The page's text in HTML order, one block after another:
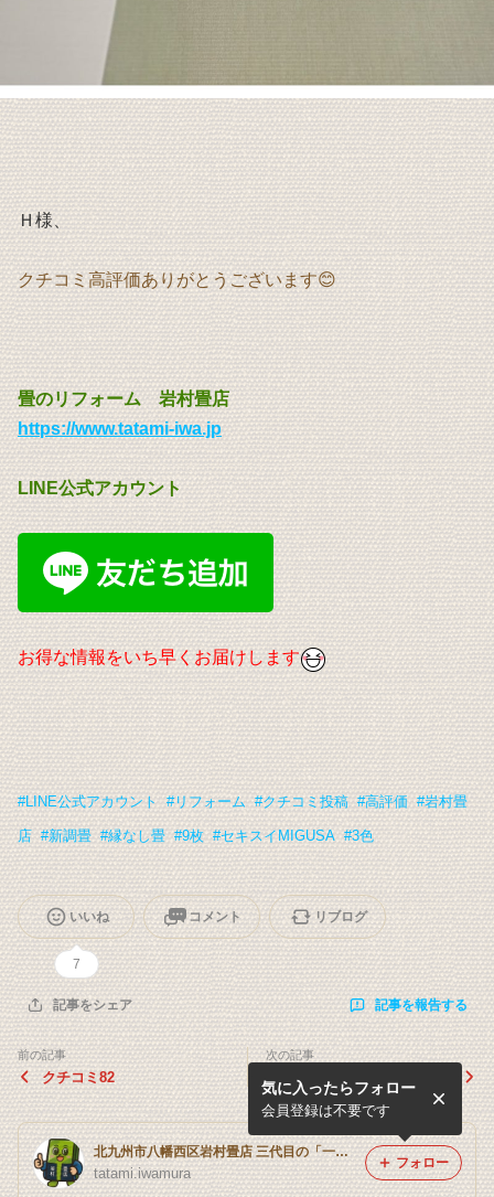
Ｈ様、
クチコミ高評価ありがとうございます😊
畳のリフォーム 岩村畳店
https://www.tatami-iwa.jp
LINE公式アカウント
お得な情報をいち早くお届けします
#LINE公式アカウント #リフォーム #クチコミ投稿 #高評価 #岩村畳
店 #新調畳 #縁なし畳 #9枚 #セキスイMIGUSA #3色
いいね
7
コメント リブログ
記事をシェア 記事を報告する
前の記事
クチコミ82
次の記事
北九州市八幡西区岩村畳店 三代目の「一畳入魂」ブログ
tatami.iwamura
気に入ったらフォロー
会員登録は不要です
フォロー